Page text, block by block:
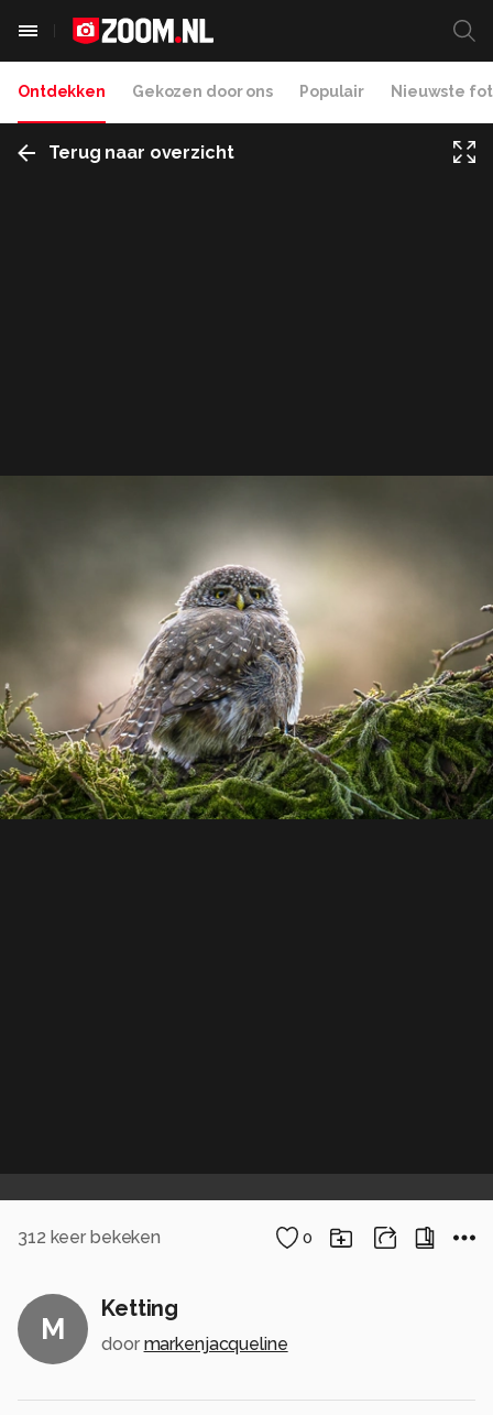
Ontdekken Gekozen door ons Populair Nieuwste
Terug naar overzicht
312 keer bekeken 0
M
Ketting
door markenjacqueline